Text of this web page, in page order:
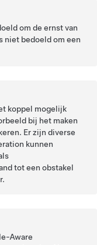
om de ernst van
niet bedoeld om een
koppel mogelijk
bij het maken
Er zijn diverse
kunnen
tot een obstakel
Aware